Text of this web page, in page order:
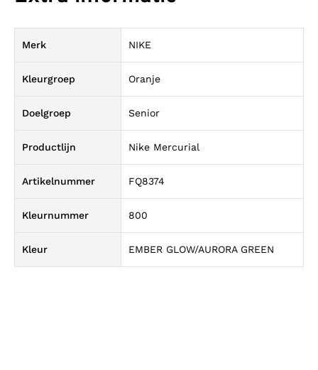
Merk NIKE
Kleurgroep Oranje
Doelgroep Senior
Productlijn Nike Mercurial
Artikelnummer FQ8374
Kleurnummer 800
Kleur EMBER GLOW/AURORA GREEN